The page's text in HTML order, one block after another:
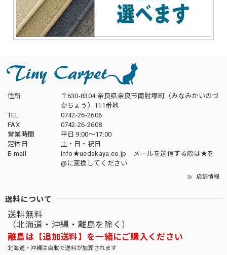
住所
〒630-8304 奈良県奈良市南肘塚町（みなみかいのづ
かちょう）111番地
TEL
0742-26-2606
FAX
0742-26-2608
営業時間
平日 9:00～17:00
定休日
土・日・祝日
E-mail
info★uedakaya.co.jp メールを送信する際は★を
@に変換してください
店舗情報
送料について
送料無料
（北海道・沖縄・離島を除く）
離島は【追加送料】を一緒にご購入ください
北海道・沖縄は自動で送料が加算されます